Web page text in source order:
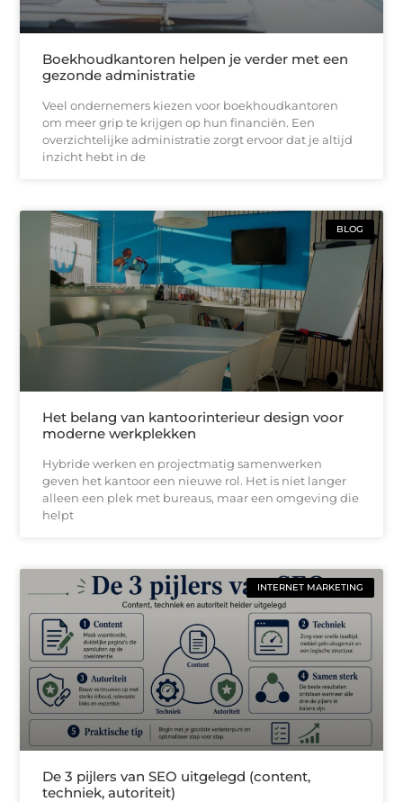
Boekhoudkantoren helpen je verder met een
gezonde administratie
Veel ondernemers kiezen voor boekhoudkantoren
om meer grip te krijgen op hun financiën. Een
overzichtelijke administratie zorgt ervoor dat je altijd
inzicht hebt in de
BLOG
Het belang van kantoorinterieur design voor
moderne werkplekken
Hybride werken en projectmatig samenwerken
geven het kantoor een nieuwe rol. Het is niet langer
alleen een plek met bureaus, maar een omgeving die
helpt
INTERNET MARKETING
De 3 pijlers van SEO uitgelegd (content,
techniek, autoriteit)